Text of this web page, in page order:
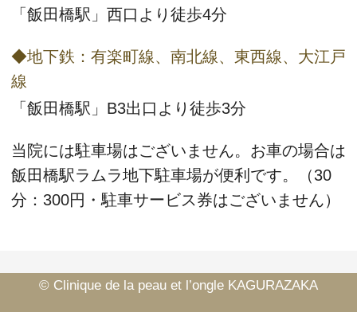
「飯田橋駅」西口より徒歩4分
◆地下鉄：有楽町線、南北線、東西線、大江戸
線
「飯田橋駅」B3出口より徒歩3分
当院には駐車場はございません。お車の場合は
飯田橋駅ラムラ地下駐車場が便利です。（30
分：300円・駐車サービス券はございません）
© Clinique de la peau et l’ongle KAGURAZAKA